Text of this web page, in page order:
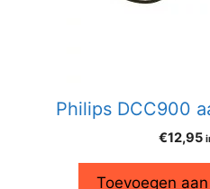
Philips DCC900
€12,95
Toevoegen